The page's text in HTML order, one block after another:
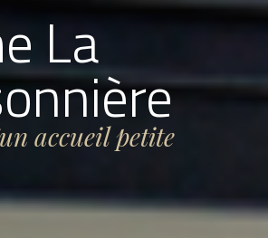
La
accueil petite